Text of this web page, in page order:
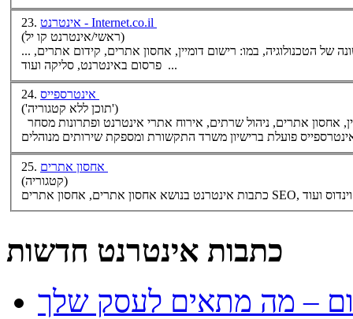
23.
אינטרנט - Internet.co.il
(ראשי/אינטרנט קו יל)
של הטכנולוגיה, במו: רישום דומיין, אחסון אתרים, קידום אתרים,
פרסום באינטרנט, סליקה ועוד ...
24.
('תוכן ללא קטגוריה')
אחסון אתרים, ניהול שרתים, אירוח אתרי אינטרנט ופתרונות מסחר
25.
(קטגוריה)
כתבות אינטרנט בנושא אחסון אתרים, אחסון אתרים SEO,
כתבות אינטרנט חדשות